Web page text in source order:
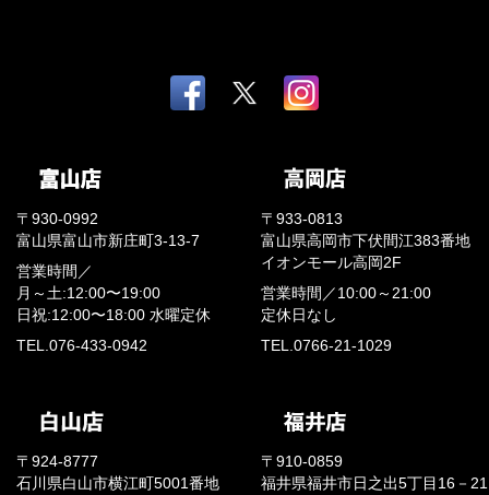
〒930-0992
富山県富山市新庄町3-13-7
営業時間／
月～土:12:00〜19:00
日祝:12:00〜18:00 水曜定休
TEL.076-433-0942
〒933-0813
富山県高岡市下伏間江383番地
イオンモール高岡2F
営業時間／ 10:00～21:00
定休日なし
TEL.0766-21-1029
〒924-8777
石川県白山市横江町5001番地
〒910-0859
福井県福井市日之出5丁目16－21